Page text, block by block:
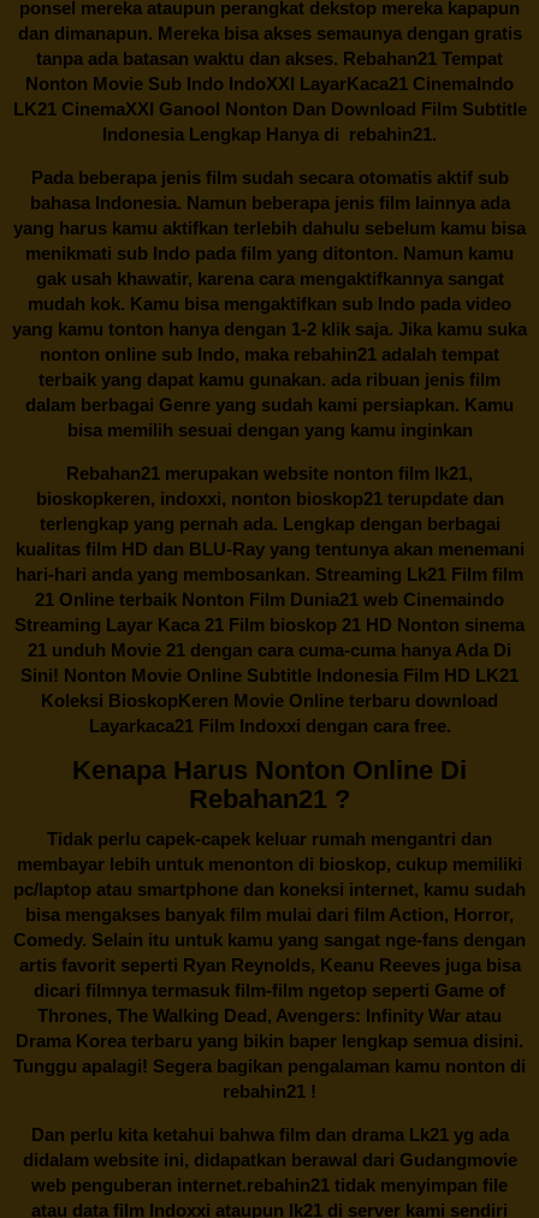
ponsel mereka ataupun perangkat dekstop mereka kapapun
dan dimanapun. Mereka bisa akses semaunya dengan gratis
tanpa ada batasan waktu dan akses. Rebahan21 Tempat
Nonton Movie Sub Indo IndoXXI LayarKaca21 CinemaIndo
LK21 CinemaXXI Ganool Nonton Dan Download Film Subtitle
Indonesia Lengkap Hanya di rebahin21.
Pada beberapa jenis film sudah secara otomatis aktif sub
bahasa Indonesia. Namun beberapa jenis film lainnya ada
yang harus kamu aktifkan terlebih dahulu sebelum kamu bisa
menikmati sub Indo pada film yang ditonton. Namun kamu
gak usah khawatir, karena cara mengaktifkannya sangat
mudah kok. Kamu bisa mengaktifkan sub Indo pada video
yang kamu tonton hanya dengan 1-2 klik saja. Jika kamu suka
nonton online sub Indo, maka rebahin21 adalah tempat
terbaik yang dapat kamu gunakan. ada ribuan jenis film
dalam berbagai Genre yang sudah kami persiapkan. Kamu
bisa memilih sesuai dengan yang kamu inginkan
Rebahan21 merupakan website nonton film lk21,
bioskopkeren, indoxxi, nonton bioskop21 terupdate dan
terlengkap yang pernah ada. Lengkap dengan berbagai
kualitas film HD dan BLU-Ray yang tentunya akan menemani
hari-hari anda yang membosankan. Streaming Lk21 Film film
21 Online terbaik Nonton Film Dunia21 web Cinemaindo
Streaming Layar Kaca 21 Film bioskop 21 HD Nonton sinema
21 unduh Movie 21 dengan cara cuma-cuma hanya Ada Di
Sini! Nonton Movie Online Subtitle Indonesia Film HD LK21
Koleksi BioskopKeren Movie Online terbaru download
Layarkaca21 Film Indoxxi dengan cara free.
Kenapa Harus Nonton Online Di
Rebahan21 ?
Tidak perlu capek-capek keluar rumah mengantri dan
membayar lebih untuk menonton di bioskop, cukup memiliki
pc/laptop atau smartphone dan koneksi internet, kamu sudah
bisa mengakses banyak film mulai dari film Action, Horror,
Comedy. Selain itu untuk kamu yang sangat nge-fans dengan
artis favorit seperti Ryan Reynolds, Keanu Reeves juga bisa
dicari filmnya termasuk film-film ngetop seperti Game of
Thrones, The Walking Dead, Avengers: Infinity War atau
Drama Korea terbaru yang bikin baper lengkap semua disini.
Tunggu apalagi! Segera bagikan pengalaman kamu nonton di
rebahin21 !
Dan perlu kita ketahui bahwa film dan dramaLk21yg ada
didalam website ini, didapatkan berawal dari Gudangmovie
web penguberan internet.rebahin21 tidak menyimpan file
atau data film Indoxxi ataupun lk21 di server kami sendiri